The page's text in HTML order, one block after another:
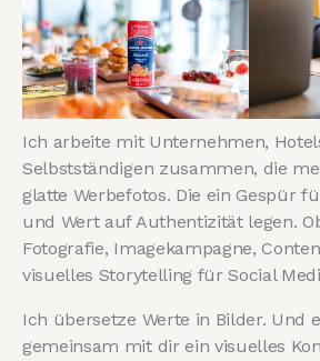
Ich arbeite mit Unternehmen,
Selbstständigen zusammen, die
glatte Werbefotos. Die ein Gespür
und Wert auf Authentizität legen.
Fotografie, Imagekampagne,
visuelles Storytelling für Social
Ich übersetze Werte in Bilder. Und
gemeinsam mit dir ein visuelles